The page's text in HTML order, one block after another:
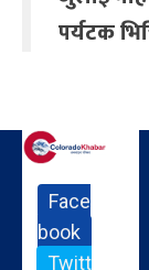
पर्यटक
Face
book
Twitt